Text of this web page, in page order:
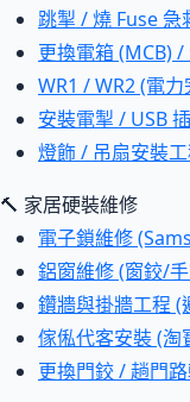
跳掣 / 燒 Fuse 急
更換電箱 (MCB)
WR1 / WR2 (電
安裝電掣 / USB
燈飾 / 吊扇安裝
🔨 家居硬裝維修
電子鎖維修
鋁窗維修 (窗鉸/
鑽牆與掛牆工程 (
傢俬代客安裝 (淘
更換門鉸 / 趟門